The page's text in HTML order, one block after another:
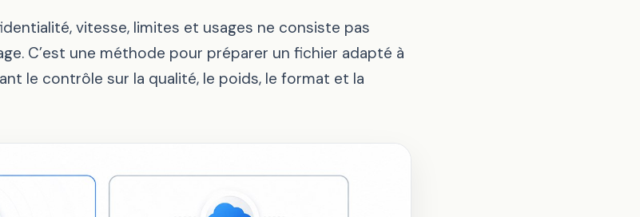
vitesse, limites et usages ne consiste pas
C’est une méthode pour préparer un fichier adapté à
le contrôle sur la qualité, le poids, le format et la